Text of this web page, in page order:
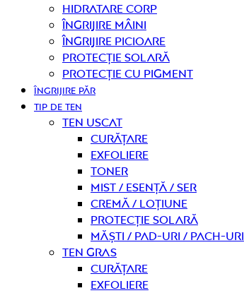
Hidratare corp
Îngrijire mâini
Îngrijire picioare
Protecție solară
Protecție cu pigment
ÎNGRIJIRE PĂR
TIP DE TEN
Ten uscat
curățare
Exfoliere
Toner
Mist / Esență / Ser
Cremă / Loțiune
Protecție solară
Măști / Pad-uri / Pach-uri
Ten gras
curățare
Exfoliere